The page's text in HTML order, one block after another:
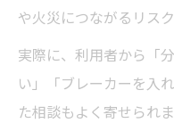
や火災につながるリス
実際に、利用者から「
い」「ブレーカーを入
た相談もよく寄せられ